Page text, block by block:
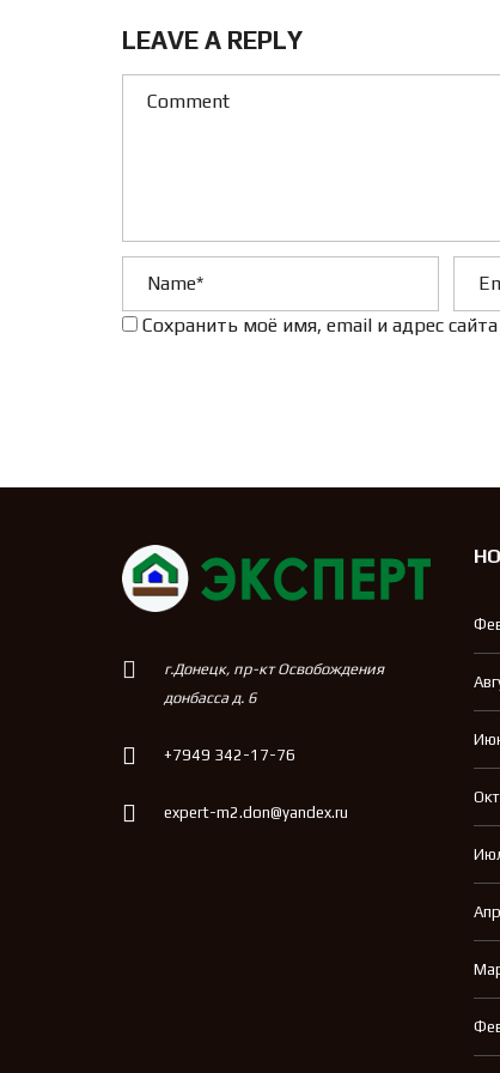
LEAVE A REPLY
Сохранить моё имя, email и адрес
г.Донецк, пр-кт Освобождения
донбасса д. 6
+7949 342-17-76
expert-m2.don@yandex.ru